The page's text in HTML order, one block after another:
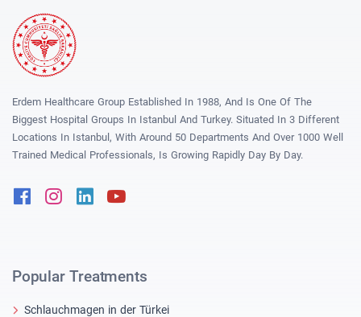
Erdem Healthcare Group Established In 1988, And Is One Of The
Biggest Hospital Groups In Istanbul And Turkey. Situated In 3 Different
Locations In Istanbul, With Around 50 Departments And Over 1000 Well
Trained Medical Professionals, Is Growing Rapidly Day By Day.
FacebookInstagram
Linkedin
Popular Treatments
Schlauchmagen in der Türkei